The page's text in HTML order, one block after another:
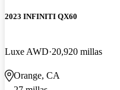
2023 INFINITI QX60
Luxe AWD 20,920 millas
Orange, CA